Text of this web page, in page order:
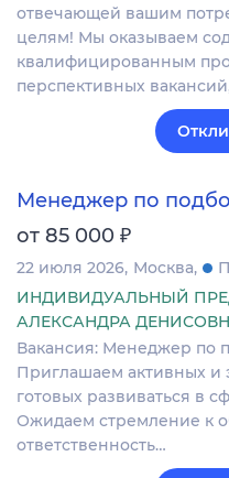
отвечающей вашим
целям! Мы оказываем
квалифицированным
перспективных
Менеджер по
от 85 000 ₽
22 июля 2026 Москва
ИНДИВИДУАЛЬНЫЙ
АЛЕКСАНДРА
Вакансия: Менеджер по
Приглашаем активных и
готовых развиваться в
Ожидаем стремление к
ответственность…